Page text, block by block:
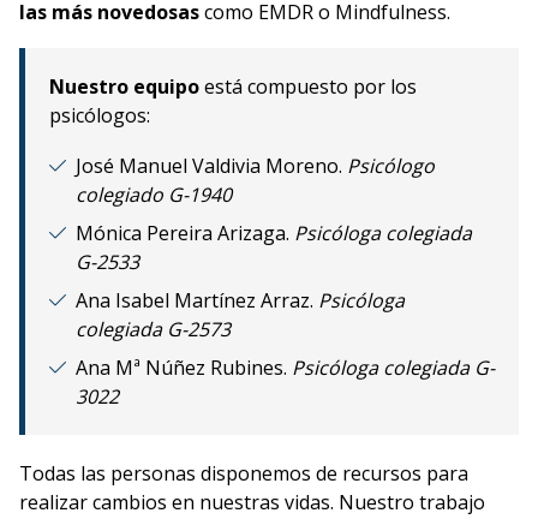
las más novedosascomo EMDR o Mindfulness.
Nuestro equipoestá compuesto por los
psicólogos:
José Manuel Valdivia Moreno. Psicólogo
colegiado G-1940
Mónica Pereira Arizaga. Psicóloga colegiada
G-2533
Ana Isabel Martínez Arraz. Psicóloga
colegiada G-2573
Ana Mª Núñez Rubines. Psicóloga colegiada G-
3022
Todas las personas disponemos de recursos para
realizar cambios en nuestras vidas. Nuestro trabajo